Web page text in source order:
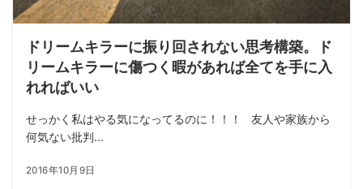
ドリームキラーに振り回されない思考構築。ド
リームキラーに傷つく暇があれば全てを手に入
れればいい
せっかく私はやる気になってるのに！！！ 友人や家族から
何気ない批判...
2016年10月9日